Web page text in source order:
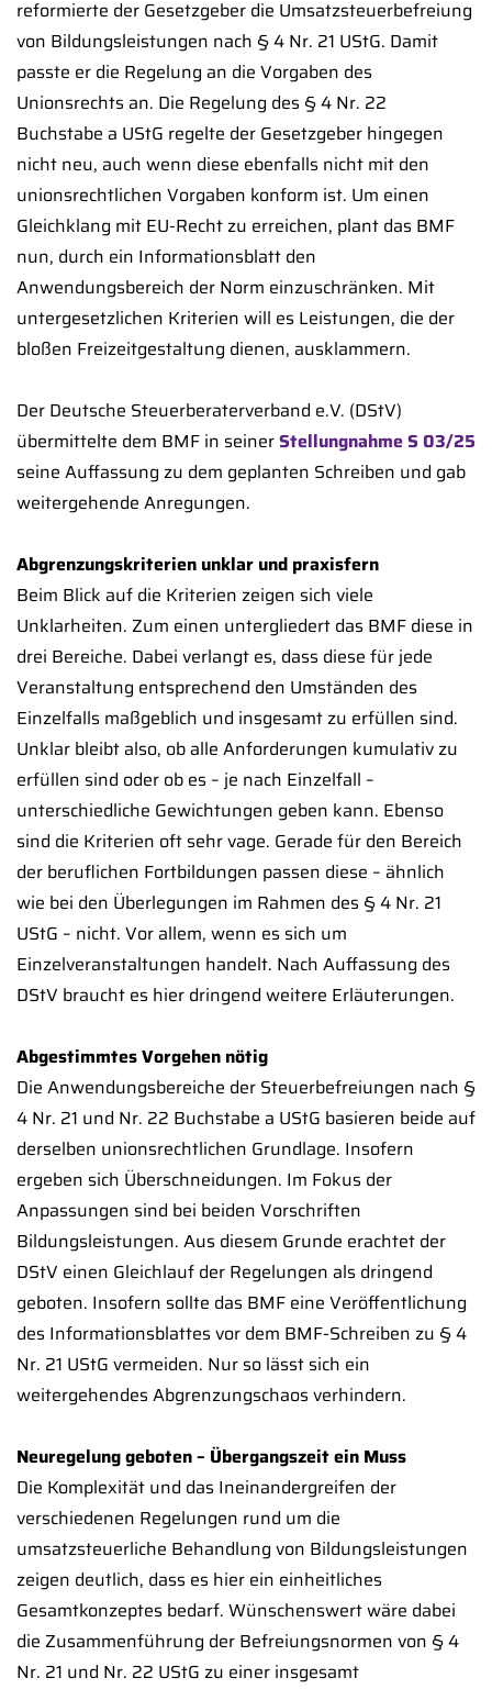
reformierte der Gesetzgeber die Umsatzsteuerbefreiung
von Bildungsleistungen nach § 4 Nr. 21 UStG. Damit
passte er die Regelung an die Vorgaben des
Unionsrechts an. Die Regelung des § 4 Nr. 22
Buchstabe a UStG regelte der Gesetzgeber hingegen
nicht neu, auch wenn diese ebenfalls nicht mit den
unionsrechtlichen Vorgaben konform ist. Um einen
Gleichklang mit EU-Recht zu erreichen, plant das BMF
nun, durch ein Informationsblatt den
Anwendungsbereich der Norm einzuschränken. Mit
untergesetzlichen Kriterien will es Leistungen, die der
bloßen Freizeitgestaltung dienen, ausklammern.
Der Deutsche Steuerberaterverband e.V. (DStV)
übermittelte dem BMF in seinerStellungnahme S 03/25
seine Auffassung zu dem geplanten Schreiben und gab
weitergehende Anregungen.
Abgrenzungskriterien unklar und praxisfern
Beim Blick auf die Kriterien zeigen sich viele
Unklarheiten. Zum einen untergliedert das BMF diese in
drei Bereiche. Dabei verlangt es, dass diese für jede
Veranstaltung entsprechend den Umständen des
Einzelfalls maßgeblich und insgesamt zu erfüllen sind.
Unklar bleibt also, ob alle Anforderungen kumulativ zu
erfüllen sind oder ob es – je nach Einzelfall –
unterschiedliche Gewichtungen geben kann. Ebenso
sind die Kriterien oft sehr vage. Gerade für den Bereich
der beruflichen Fortbildungen passen diese – ähnlich
wie bei den Überlegungen im Rahmen des § 4 Nr. 21
UStG – nicht. Vor allem, wenn es sich um
Einzelveranstaltungen handelt. Nach Auffassung des
DStV braucht es hier dringend weitere Erläuterungen.
Abgestimmtes Vorgehen nötig
Die Anwendungsbereiche der Steuerbefreiungen nach §
4 Nr. 21 und Nr. 22 Buchstabe a UStG basieren beide auf
derselben unionsrechtlichen Grundlage. Insofern
ergeben sich Überschneidungen. Im Fokus der
Anpassungen sind bei beiden Vorschriften
Bildungsleistungen. Aus diesem Grunde erachtet der
DStV einen Gleichlauf der Regelungen als dringend
geboten. Insofern sollte das BMF eine Veröffentlichung
des Informationsblattes vor dem BMF-Schreiben zu § 4
Nr. 21 UStG vermeiden. Nur so lässt sich ein
weitergehendes Abgrenzungschaos verhindern.
Neuregelung geboten – Übergangszeit ein Muss
Die Komplexität und das Ineinandergreifen der
verschiedenen Regelungen rund um die
umsatzsteuerliche Behandlung von Bildungsleistungen
zeigen deutlich, dass es hier ein einheitliches
Gesamtkonzeptes bedarf. Wünschenswert wäre dabei
die Zusammenführung der Befreiungsnormen von § 4
Nr. 21 und Nr. 22 UStG zu einer insgesamt